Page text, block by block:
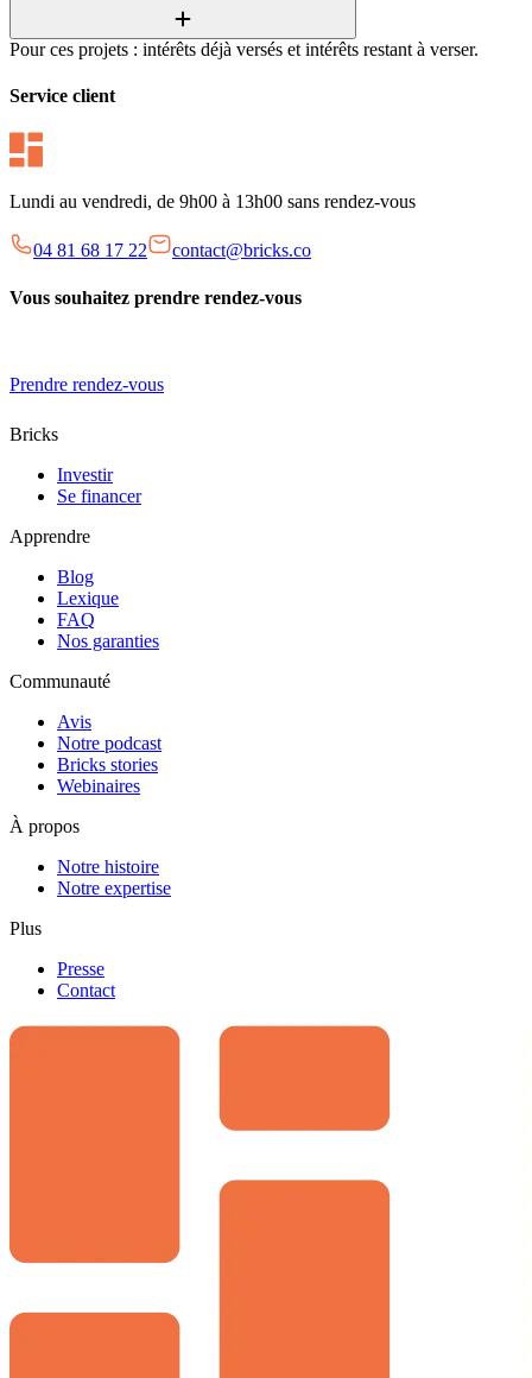
Pour ces projets : intérêts déjà versés et intérêts restant à verser.
Service client
Lundi au vendredi, de 9h00 à 13h00 sans rendez-vous
04 81 68 17 22 contact@bricks.co
Vous souhaitez prendre rendez-vous
Prendre rendez-vous
Bricks
Investir
Se financer
Apprendre
Blog
Lexique
FAQ
Nos garanties
Communauté
Avis
Notre podcast
Bricks stories
Webinaires
À propos
Notre histoire
Notre expertise
Plus
Presse
Contact